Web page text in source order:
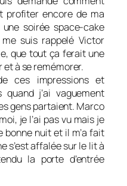
profiter encore de ma
soirée space-cake
suis rappelé Victor
que tout ça ferait une
à se remémorer.
ces impressions et
j’ai vaguement
gens partaient. Marco
je l’ai pas vu mais je
bonne nuit et il m’a fait
s’est affalée sur le lit à
la porte d’entrée